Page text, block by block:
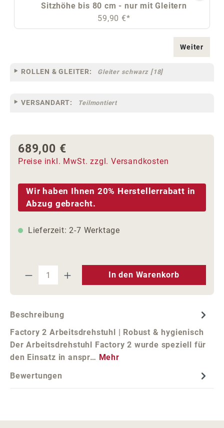
Sitzhöhe bis 80 cm - nur mit Gleitern
59,90 €*
Weiter
ROLLEN & GLEITER: Gleiter schwarz [18]
VERSANDART: Teilmontiert
Regulärer Preis:
689,00 €
Preise inkl. MwSt. zzgl. Versandkosten
Wir haben Ihnen 20% Herstellerrabatt in
Abzug gebracht.
Lieferzeit: 2-7 Werktage
Produkt Anzahl: Gib den
In den Warenkorb
Beschreibung
Factory 2 Arbeitsdrehstuhl | Robust & hygienisch
Der Arbeitsdrehstuhl Factory 2 wurde speziell für
den Einsatz in anspr… Mehr
Bewertungen